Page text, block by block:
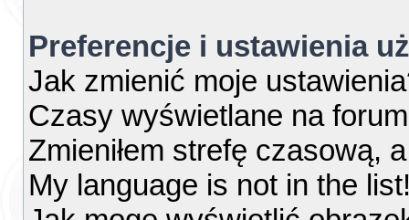
Preferencje i ustawienia
Jak zmienić moje
Czasy wyświetlane na
Zmieniłem strefę czasową,
My language is not in the